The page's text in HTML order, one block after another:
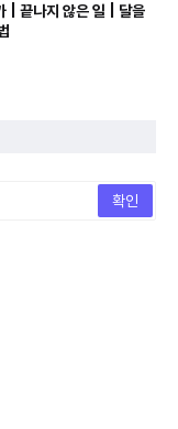
| 끝나지 않은 일 | 달을